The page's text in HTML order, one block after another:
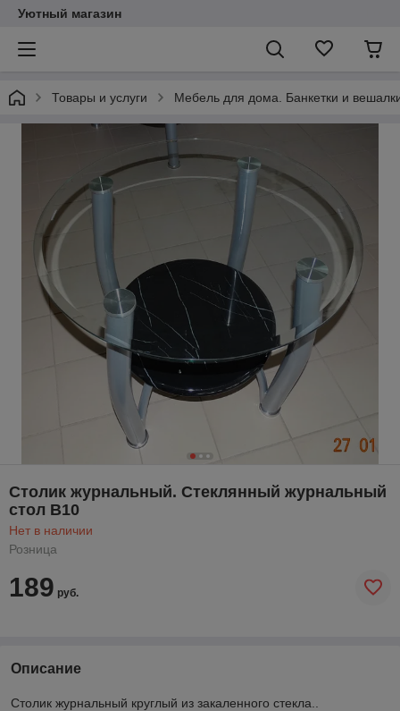
Уютный магазин
Товары и услуги Мебель для дома. Банкетки и
Столик журнальный. Стеклянный журнальный
стол В10
Нет в наличии
Розница
189 руб.
Описание
Столик журнальный круглый из закаленного стекла..